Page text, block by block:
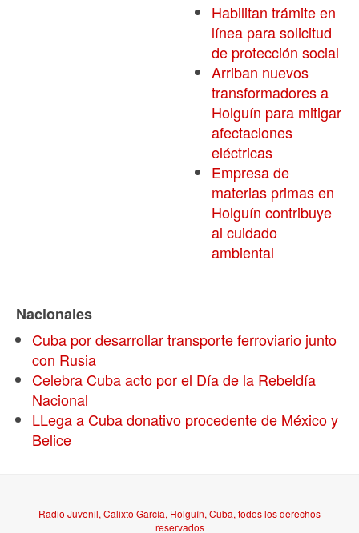
Habilitan trámite en
línea para solicitud
de protección social
Arriban nuevos
transformadores a
Holguín para mitigar
afectaciones
eléctricas
Empresa de
materias primas en
Holguín contribuye
al cuidado
ambiental
Nacionales
Cuba por desarrollar transporte ferroviario junto
con Rusia
Celebra Cuba acto por el Día de la Rebeldía
Nacional
LLega a Cuba donativo procedente de México y
Belice
Radio Juvenil, Calixto García, Holguín, Cuba, todos los derechos
reservados